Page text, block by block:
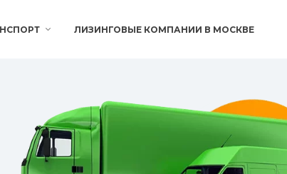
ЛИЗИНГОВЫЕ КОМПАНИИ В МОСКВЕ